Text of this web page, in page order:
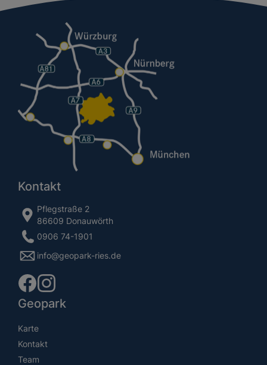
Kontakt
Pflegstraße 2
86609 Donauwörth
0906 74-1901
info@geopark-ries.de
Geopark
Karte
Kontakt
Team